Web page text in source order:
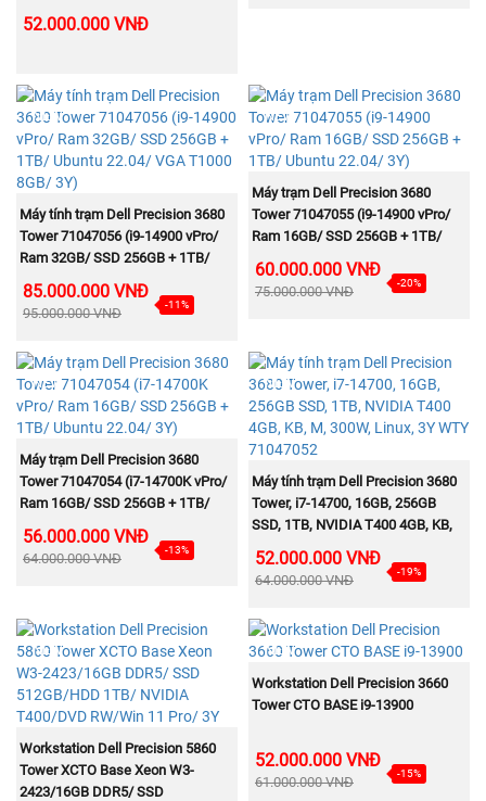
2x8GB / 2TB HDD/ DVDRW /Nvidia
T400 4GB/ Mouse/ Keyboard)
52.000.000 VNĐ
NEW
MUA NGAY
Máy tính trạm Dell Precision 3680
Tower 71047056 (i9-14900 vPro/
Ram 32GB/ SSD 256GB + 1TB/
Ubuntu 22.04/ VGA T1000 8GB/
3Y)
85.000.000 VNĐ
95.000.000 VNĐ
-11%
NEW
MUA NGAY
Máy trạm Dell Precision 3680
Tower 71047055 (i9-14900 vPro/
Ram 16GB/ SSD 256GB + 1TB/
Ubuntu 22.04/ 3Y)
60.000.000 VNĐ
75.000.000 VNĐ
-20%
NEW
MUA NGAY
Máy trạm Dell Precision 3680
Tower 71047054 (i7-14700K vPro/
Ram 16GB/ SSD 256GB + 1TB/
Ubuntu 22.04/ 3Y)
56.000.000 VNĐ
64.000.000 VNĐ
-13%
NEW
MUA NGAY
Máy tính trạm Dell Precision 3680
Tower, i7-14700, 16GB, 256GB
SSD, 1TB, NVIDIA T400 4GB, KB,
M, 300W, Linux, 3Y WTY 71047052
52.000.000 VNĐ
64.000.000 VNĐ
-19%
NEW
MUA NGAY
Workstation Dell Precision 5860
Tower XCTO Base Xeon W3-
2423/16GB DDR5/ SSD
NEW
MUA NGAY
Workstation Dell Precision 3660
Tower CTO BASE i9-13900
52.000.000 VNĐ
61.000.000 VNĐ
-15%